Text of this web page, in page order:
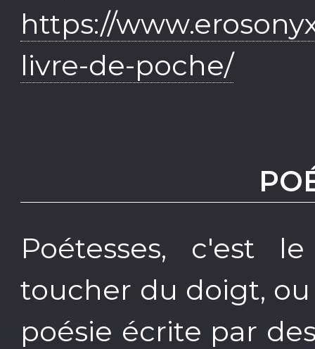
https://
livre-de-poche/
Poétesses, c'est
toucher du doigt,
poésie écrite par